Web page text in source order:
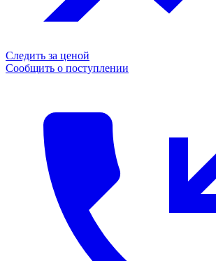
Следить за ценой
Сообщить о поступлении